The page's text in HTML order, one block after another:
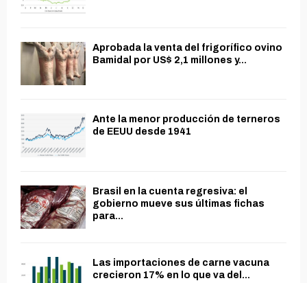
Aprobada la venta del frigorífico ovino
Bamidal por US$ 2,1 millones y...
Ante la menor producción de terneros
de EEUU desde 1941
Brasil en la cuenta regresiva: el
gobierno mueve sus últimas fichas
para...
Las importaciones de carne vacuna
crecieron 17% en lo que va del...